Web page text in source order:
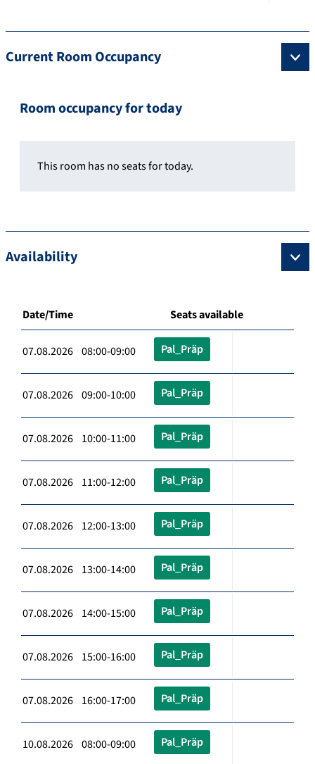
Current Room Occupancy
Room occupancy for today
This room has no seats for today.
Availability
Date/Time Seats available
07.08.2026 08:00-09:00 Pal_Präp
07.08.2026 09:00-10:00 Pal_Präp
07.08.2026 10:00-11:00 Pal_Präp
07.08.2026 11:00-12:00 Pal_Präp
07.08.2026 12:00-13:00 Pal_Präp
07.08.2026 13:00-14:00 Pal_Präp
07.08.2026 14:00-15:00 Pal_Präp
07.08.2026 15:00-16:00 Pal_Präp
07.08.2026 16:00-17:00 Pal_Präp
10.08.2026 08:00-09:00 Pal_Präp